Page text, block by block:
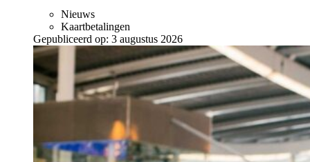
Nieuws
Kaartbetalingen
Gepubliceerd op: 3 augustus 2026